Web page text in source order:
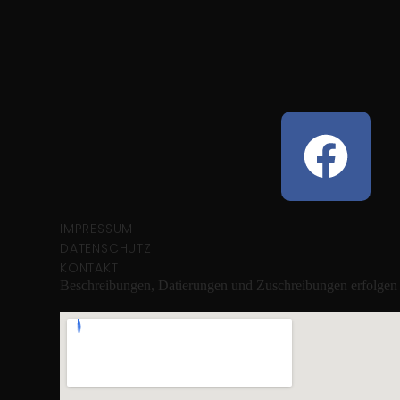
IMPRESSUM
DATENSCHUTZ
KONTAKT
Beschreibungen, Datierungen und Zuschreibungen